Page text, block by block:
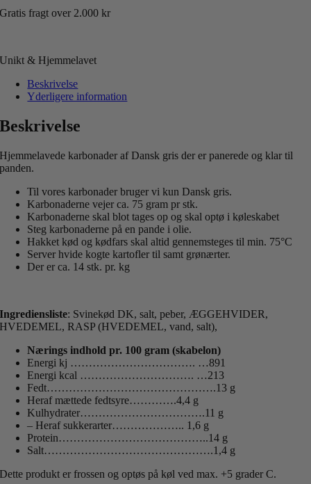
Gratis fragt over 2.000 kr
Unikt & Hjemmelavet
Beskrivelse
Yderligere information
Beskrivelse
Hjemmelavede karbonader af Dansk gris der er panerede og klar til
panden.
Til vores karbonader bruger vi kun Dansk gris.
Karbonaderne vejer ca. 75 gram pr stk.
Karbonaderne skal blot tages op og skal optø i køleskabet
Steg karbonaderne på en pande i olie.
Hakket kød og kødfars skal altid gennemsteges til min. 75°C
Server hvide kogte kartofler til samt grønærter.
Der er ca. 14 stk. pr. kg
Ingrediensliste: Svinekød DK, salt, peber, ÆGGEHVIDER,
HVEDEMEL, RASP (HVEDEMEL, vand, salt),
Nærings indhold pr. 100 gram (skabelon)
Energi kj ……………………………. …891
Energi kcal …………………………. …213
Fedt……………………………………….13 g
Heraf mættede fedtsyre………….4,4 g
Kulhydrater…………………………….11 g
– Heraf sukkerarter……………….. 1,6 g
Protein…………………………………..14 g
Salt……………………………………….1,4 g
Dette produkt er frossen og optøs på køl ved max. +5 grader C.